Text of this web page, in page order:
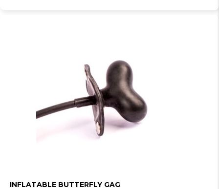
INFLATABLE BUTTERFLY GAG